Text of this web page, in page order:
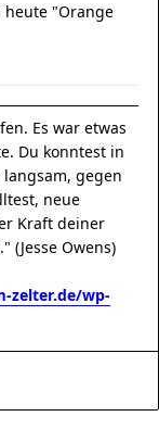
heute "Orange
Es war etwas
Du konntest in
gegen
neue
Kraft deiner
(Jesse Owens)
zelter.de/wp-